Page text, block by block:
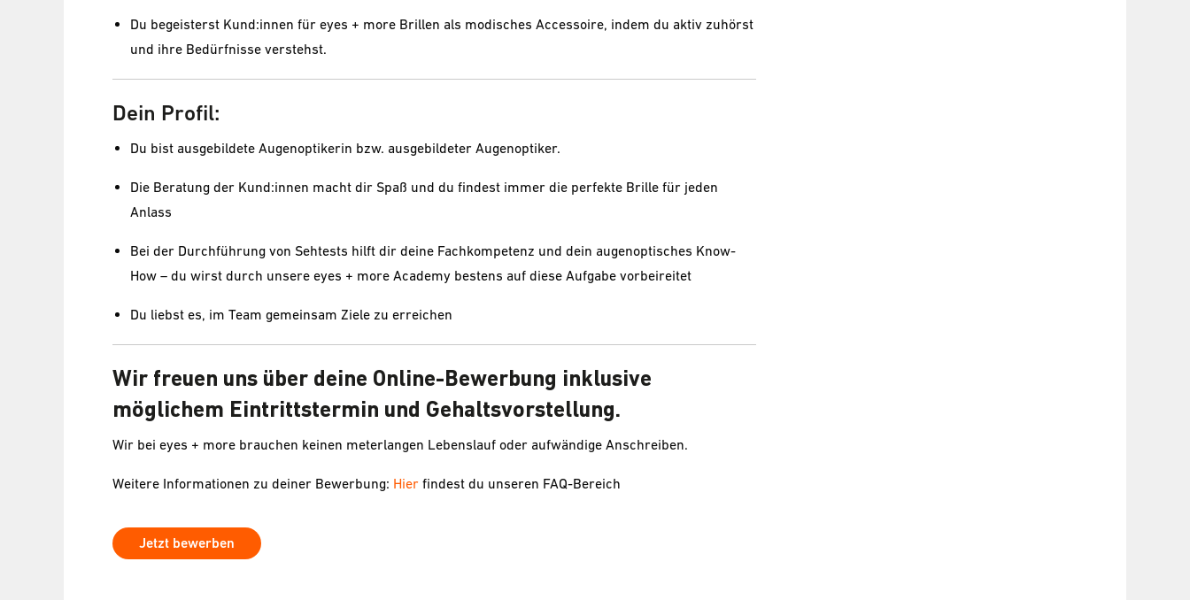
Du begeisterst Kund:innen für eyes + more Brillen als modisches Accessoire, indem du aktiv zuhörst
und ihre Bedürfnisse verstehst.
Dein Profil:
Du bist ausgebildete Augenoptikerin bzw. ausgebildeter Augenoptiker.
Die Beratung der Kund:innen macht dir Spaß und du findest immer die perfekte Brille für jeden
Anlass
Bei der Durchführung von Sehtests hilft dir deine Fachkompetenz und dein augenoptisches Know-
How – du wirst durch unsere eyes + more Academy bestens auf diese Aufgabe vorbeireitet
Du liebst es, im Team gemeinsam Ziele zu erreichen
Wir freuen uns über deine Online-Bewerbung inklusive
möglichem Eintrittstermin und Gehaltsvorstellung.
Wir bei eyes + more brauchen keinen meterlangen Lebenslauf oder aufwändige Anschreiben.
Weitere Informationen zu deiner Bewerbung: Hier findest du unseren FAQ-Bereich
Jetzt bewerben